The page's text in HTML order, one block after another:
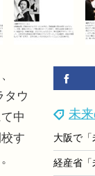
未
タウ
中
す